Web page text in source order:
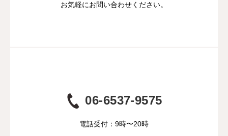
お気軽にお問い合わせください。
06-6537-9575
電話受付：9時〜20時